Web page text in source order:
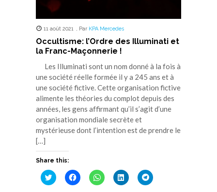
11 août 2021 , Par KPA Mercedes
Occultisme: l’Ordre des Illuminati et
la Franc-Maçonnerie !
Les Illuminati sont un nom donné à la fois à
une société réelle formée il y a 245 ans et à
une société fictive. Cette organisation fictive
alimente les théories du complot depuis des
années, les gens affirmant qu’il s’agit d’une
organisation mondiale secrète et
mystérieuse dont l’intention est de prendre le
[…]
Share this:
Cliquez
pour
Cliquez
pour
Cliquez
pour
Cliquez
pour
Cliquez
pour